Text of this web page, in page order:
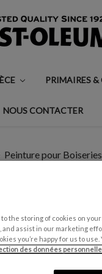
PRIMAIRES
NOUS CONTACTER
Peinture pour
BAINS,
€0,99 -
the storing of cookies on
assist in our marketing
you’re happy for us to use.
des données